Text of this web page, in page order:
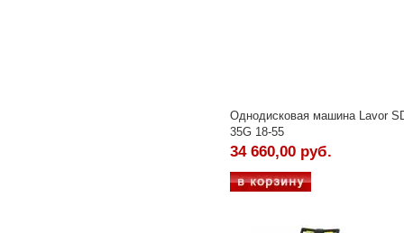
Однодисковая машина Lavor
35G 18-55
34 660,00 руб.